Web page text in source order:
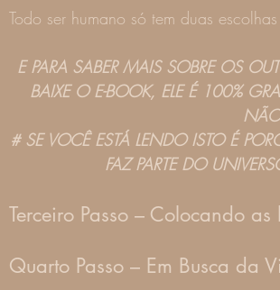
Todo ser humano só tem duas
E PARA SABER MAIS SOBRE OS
BAIXE O E-BOOK, ELE É 100%
# SE VOCÊ ESTÁ LENDO ISTO É
FAZ PARTE DO
Terceiro Passo – Colocando
Quarto Passo – Em Busca da